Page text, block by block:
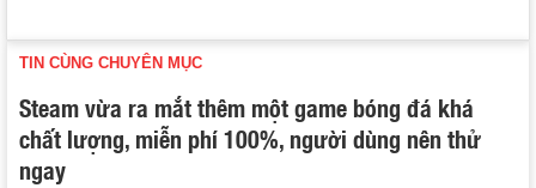
TIN CÙNG CHUYÊN MỤC
Steam vừa ra mắt thêm một game bóng đá khá
chất lượng, miễn phí 100%, người dùng nên thử
ngay